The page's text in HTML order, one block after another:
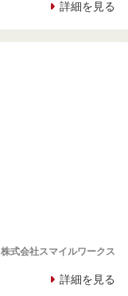
詳細を見る
株式会社スマイルワークス
詳細を見る